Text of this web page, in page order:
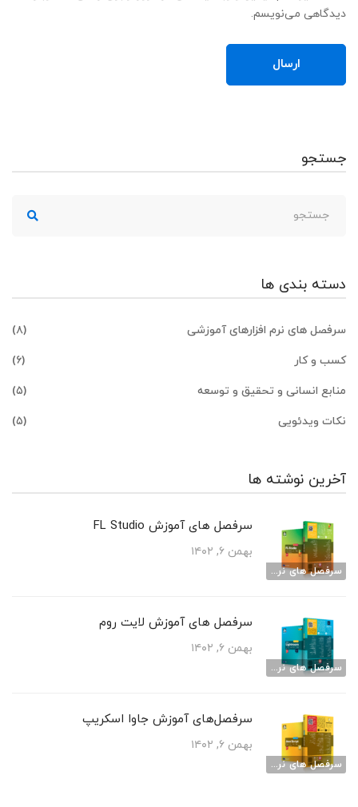
دیدگاهی می‌نویسم.
جستجو
برای:
دسته بندی ها
سرفصل های نرم افزارهای آموزشی
(۸)
کسب و کار
(۶)
منابع انسانی و تحقیق و توسعه
(۵)
نکات ویدئویی
(۵)
آخرین نوشته ها
سرفصل های نرم افزارهای آموزشی
سرفصل های آموزش FL Studio
بهمن ۶, ۱۴۰۲
سرفصل های نرم افزارهای آموزشی
سرفصل های آموزش لایت روم
بهمن ۶, ۱۴۰۲
سرفصل های نرم افزارهای آموزشی
سرفصل‌های آموزش جاوا اسکریپ
بهمن ۶, ۱۴۰۲